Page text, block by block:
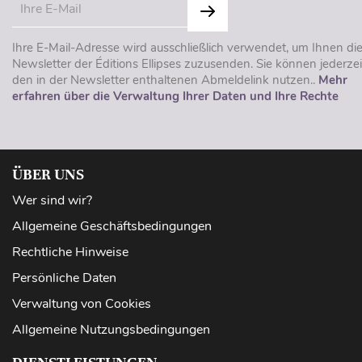
Ihre E-Mail-Adresse wird ausschließlich verwendet, um Ihnen die
Newsletter der Éditions Ellipses zuzusenden. Sie können
den in der Newsletter enthaltenen Abmeldelink nutzen.. Mehr
erfahren über die Verwaltung Ihrer Daten und Ihre Rechte
ÜBER UNS
Wer sind wir?
Allgemeine Geschäftsbedingungen
Rechtliche Hinweise
Persönliche Daten
Verwaltung von Cookies
Allgemeine Nutzungsbedingungen